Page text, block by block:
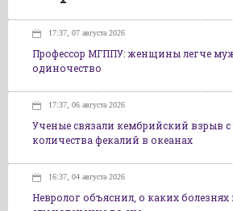
17:37, 07 августа 2026
Профессор МГППУ: женщины легче
одиночество
17:37, 06 августа 2026
Ученые связали кембрийский взрыв с
количества фекалий в океанах
16:37, 04 августа 2026
Невролог объяснил, о каких